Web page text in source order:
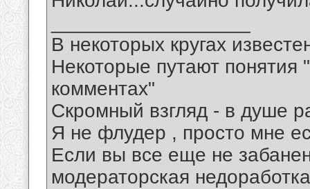
В некоторых кругах
Некоторые путают понятия
комментах"
Скромный взгляд - в душе
Я не флудер , просто мне
Если вы все еще не
модераторская